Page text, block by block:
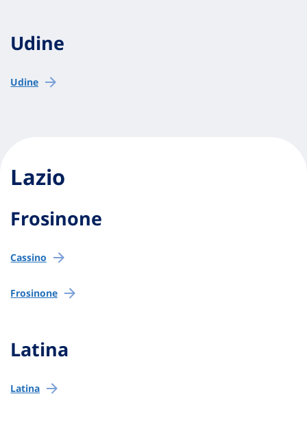
Udine
Udine
Lazio
Frosinone
Cassino
Frosinone
Latina
Latina